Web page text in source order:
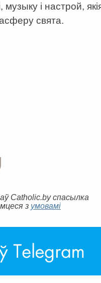
музыку i настрой,
свята.
Catholic.by спасылка
з умовамі